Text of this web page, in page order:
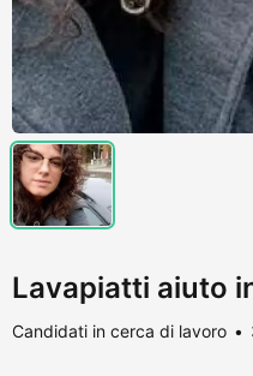
Lavapiatti aiuto
Candidati in cerca di lavoro